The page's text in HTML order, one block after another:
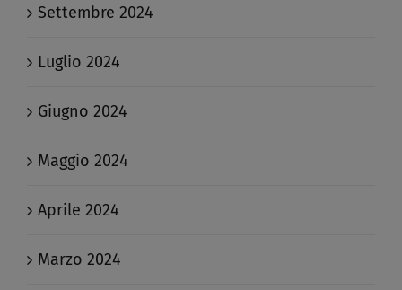
Settembre 2024
Luglio 2024
Giugno 2024
Maggio 2024
Aprile 2024
Marzo 2024